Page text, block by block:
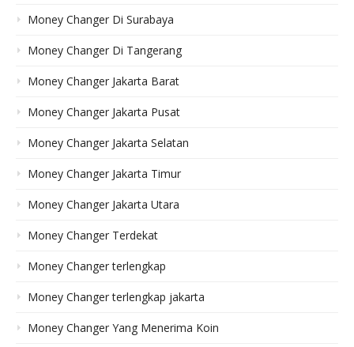
Money Changer Di Surabaya
Money Changer Di Tangerang
Money Changer Jakarta Barat
Money Changer Jakarta Pusat
Money Changer Jakarta Selatan
Money Changer Jakarta Timur
Money Changer Jakarta Utara
Money Changer Terdekat
Money Changer terlengkap
Money Changer terlengkap jakarta
Money Changer Yang Menerima Koin